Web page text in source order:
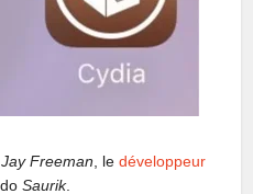
Jay Freeman , ledéveloppeur
Saurik.